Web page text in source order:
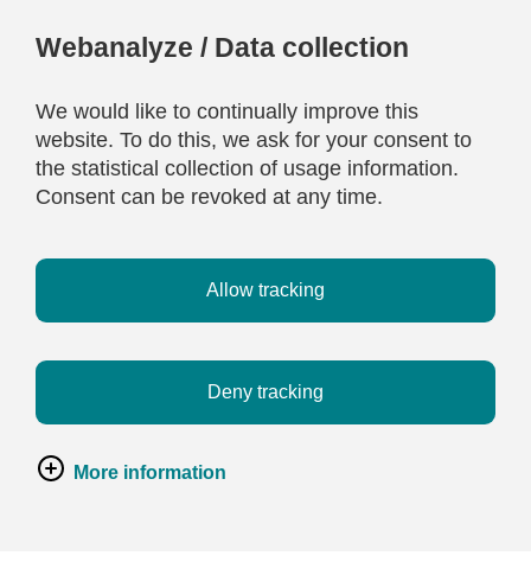
Webanalyze / Data collection
We would like to continually improve this
website. To do this, we ask for your consent to
the statistical collection of usage information.
Consent can be revoked at any time.
Allow tracking
Deny tracking
More information